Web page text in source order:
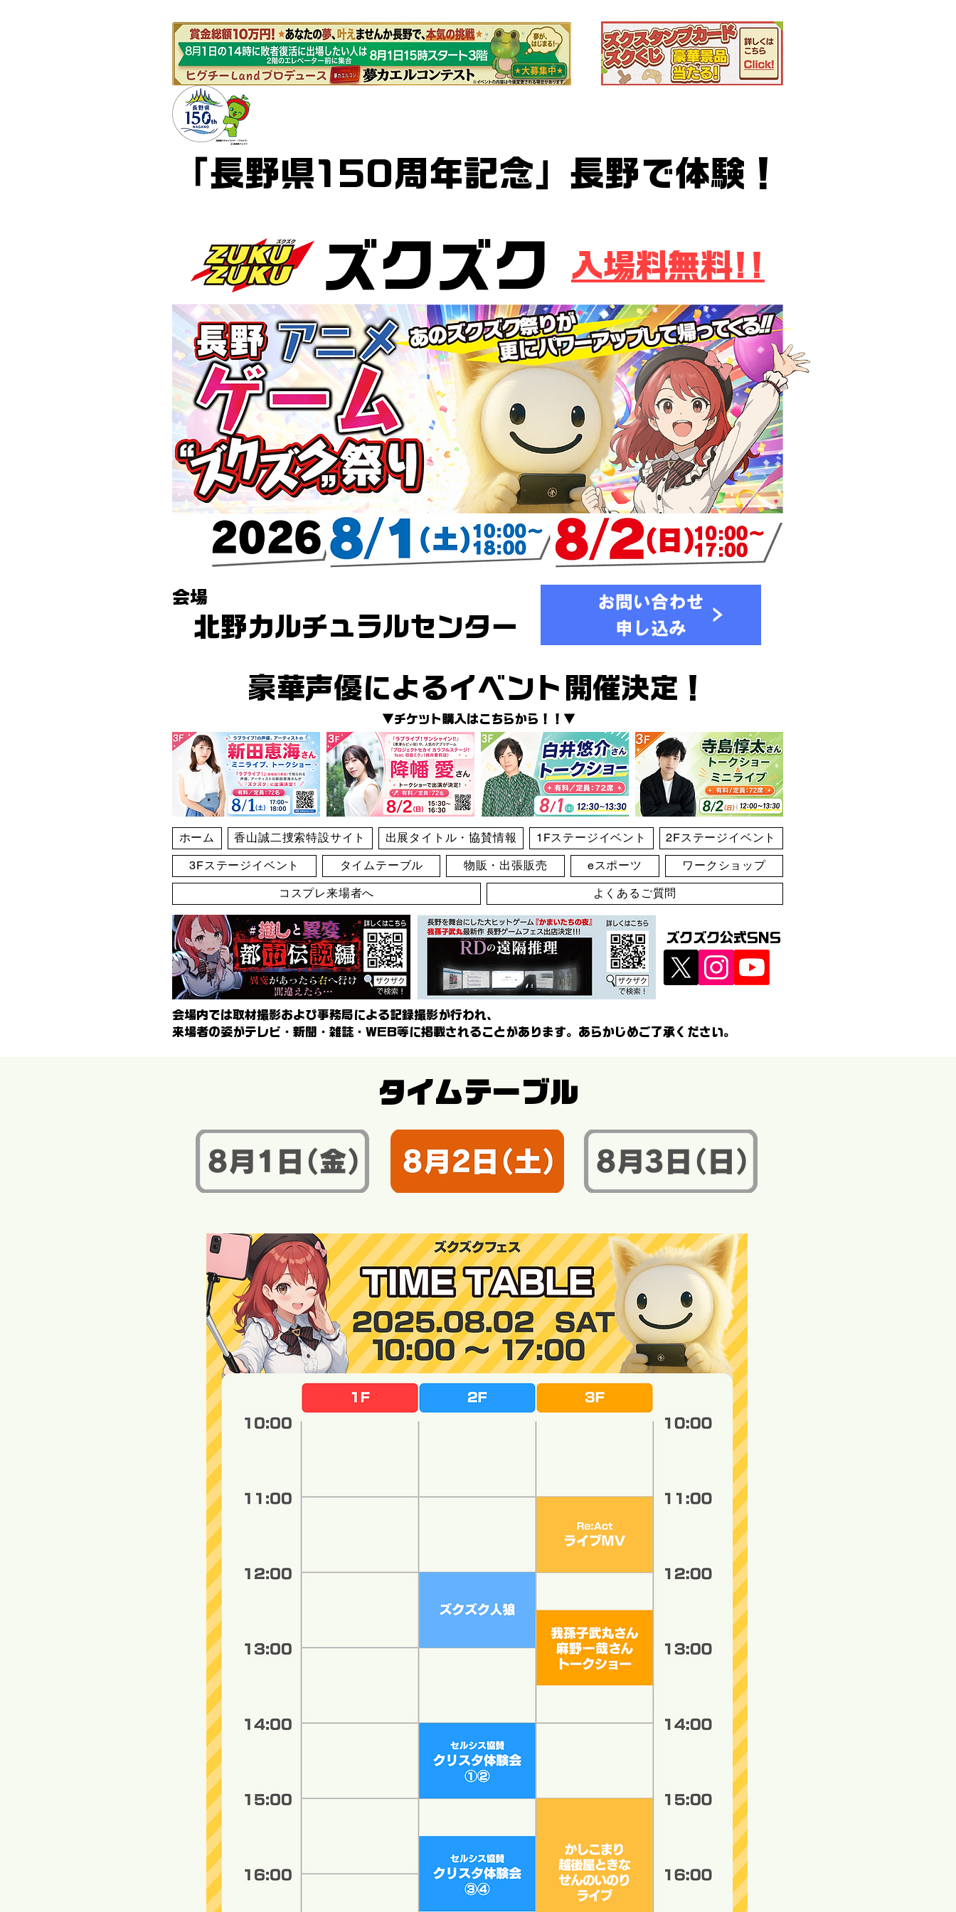
「長野県150周年記念」長野で体験！
ズクズク 入場料無料!!
会場
北野カルチュラルセンター
豪華声優によるイベント開催決定！
▼チケット購入はこちらから！！▼
ホーム 香山誠二捜索特設サイト 出展タイトル・協賛情報 1Fステージイベント 2Fステージイベント
3Fステージイベント タイムテーブル 物販・出張販売 eスポーツ ワークショップ
コスプレ来場者へ よくあるご質問
ズクズク公式SNS
会場内では取材撮影および事務局による記録撮影が行われ、
来場者の姿がテレビ・新聞・雑誌・WEB等に掲載されることがあります。あらかじめご了承ください。
タイムテーブル